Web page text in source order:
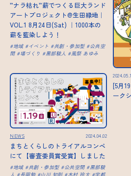
”ナラ枯れ”薪でつくる巨大ランド
アートプロジェクト@生田緑地｜
VOL.1 8月24日(Sat) ｜1000本の
薪を藍染しよう！
地域 イベント 共創・参加型
公共空
間
場づくり 黒部駿人 風祭 あゆみ
[5月
ーク
NEWS 2024.04.02
まちとくらしのトライアルコンペ
にて【審査委員賞受賞】しました
地域 共創・参加型 公共空間
黒部駿
人
長岡勉 山川 知則 木村 玲大 宇都